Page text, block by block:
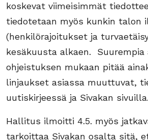
koskevat viimeisimmät
tiedotetaan myös kunkin talon
(henkilörajoitukset ja
kesäkuusta alkaen.
ohjeistuksen mukaan pitää
linjaukset asiassa muuttuvat,
uutiskirjeessä ja Sivakan sivuilla.
Hallitus ilmoitti 4.5. myös
tarkoittaa Sivakan osalta sitä,